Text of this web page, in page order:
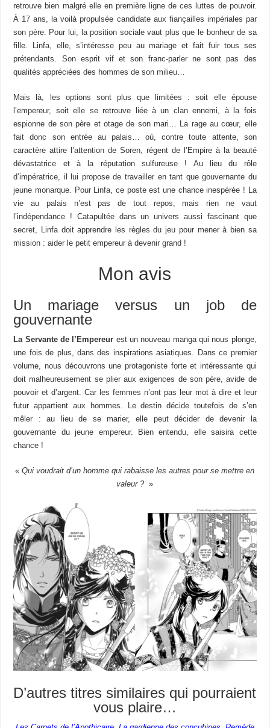
retrouve bien malgré elle en première ligne de ces luttes de pouvoir.
À 17 ans, la voilà propulsée candidate aux fiançailles impériales par
son père. Pour lui, la position sociale vaut plus que le bonheur de sa
fille. Linfa, elle, s’intéresse peu au mariage et fait fuir tous ses
prétendants. Son esprit vif et son franc-parler ne sont pas des
qualités appréciées des hommes de son milieu…
Mais là, les options sont plus que limitées : soit elle épouse
l’empereur, soit elle se retrouve liée à un clan ennemi, à la fois
espionne de son père et otage de son mari… La rage au cœur, elle
fait donc son entrée au palais… où, contre toute attente, son
caractère attire l’attention de Soren, régent de l’Empire à la beauté
dévastatrice et à la réputation sulfureuse ! Au lieu du rôle
d’impératrice, il lui propose de travailler en tant que gouvernante du
jeune monarque. Pour Linfa, ce poste est une chance inespérée ! La
vie au palais n’est pas de tout repos, mais rien ne vaut
l’indépendance ! Catapultée dans un univers aussi fascinant que
secret, Linfa doit apprendre les règles du jeu pour mener à bien sa
mission : aider le petit empereur à devenir grand !
Mon avis
Un mariage versus un job de
gouvernante
La Servante de l’Empereur est un nouveau manga qui nous plonge,
une fois de plus, dans des inspirations asiatiques. Dans ce premier
volume, nous découvrons une protagoniste forte et intéressante qui
doit malheureusement se plier aux exigences de son père, avide de
pouvoir et d’argent. Car les femmes n’ont pas leur mot à dire et leur
futur appartient aux hommes. Le destin décide toutefois de s’en
mêler : au lieu de se marier, elle peut décider de devenir la
gouvernante du jeune empereur. Bien entendu, elle saisira cette
chance !
«Qui voudrait d’un homme qui rabaisse les autres pour se mettre en
valeur ? »
D’autres titres similaires qui pourraient
vous plaire…